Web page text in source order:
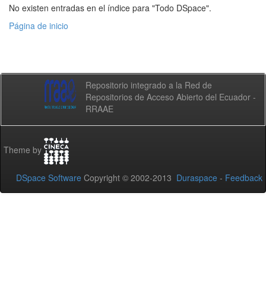
No existen entradas en el índice para "Todo DSpace".
Página de inicio
Repositorio integrado a la Red de
Repositorios de Acceso Abierto del Ecuador -
RRAAE
Theme by
DSpace Software Copyright © 2002-2013 Duraspace - Feedback